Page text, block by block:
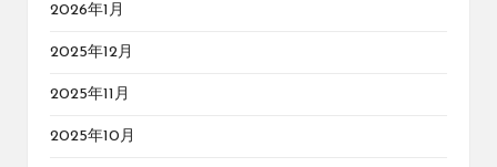
2026年1月
2025年12月
2025年11月
2025年10月